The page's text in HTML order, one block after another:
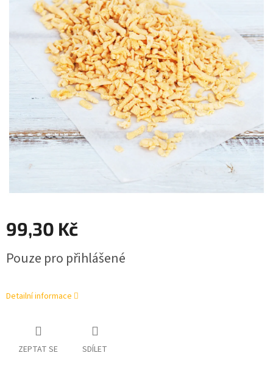
99,30 Kč
cena:
Pouze pro přihlášené
Detailní informace
ZEPTAT SE SDÍLET